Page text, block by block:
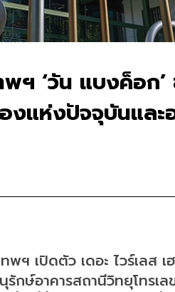
ฯ ‘วัน แบงค็อก
งแห่งปัจจุบันและ
ฯ เปิดตัว เดอะ ไวร์เลส
กษ์อาคารสถานีวิทยุโทรเ